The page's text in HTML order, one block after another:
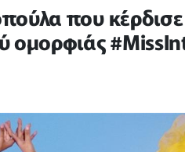
που κέρδισε
ομορφιάς